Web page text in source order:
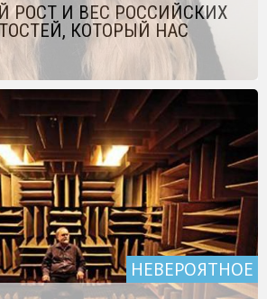
РОСТ И ВЕС РОССИЙСКИХ
КОТОРЫЙ НАС
НЕВЕРОЯТНОЕ